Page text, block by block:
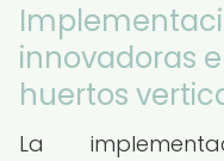
innovadoras
huertos
La